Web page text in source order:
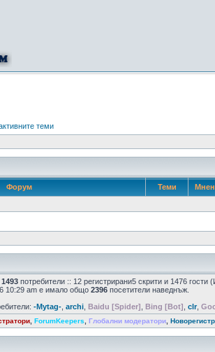
теми
Форум Теми
1493 потребители :: 12 регистрирани5 скрити и 1476
10:29 am е имало общо 2396 посетители наведнъж.
-Mytag- archi Baidu [Spider] Bing [Bot] clr,
ForumKeepers Глобални модератори